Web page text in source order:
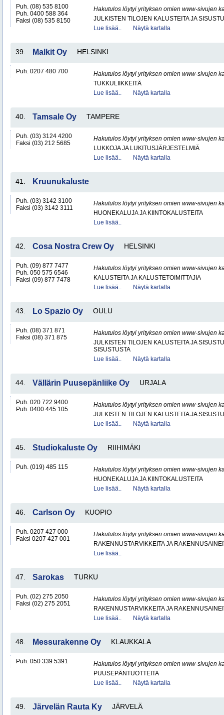
Puh. (08) 535 8100
Puh. 0400 588 364
Faksi (08) 535 8150
Hakutulos löytyi yrityksen omien www-sivujen
JULKISTEN TILOJEN KALUSTEITA JA
Lue lisää..
Näytä kartalla
39. Malkit Oy HELSINKI
Puh. 0207 480 700
Hakutulos löytyi yrityksen omien www-sivujen
TUKKULIIKKEITÄ
Lue lisää..
Näytä kartalla
40. Tamsale Oy TAMPERE
Puh. (03) 3124 4200
Faksi (03) 212 5685
Hakutulos löytyi yrityksen omien www-sivujen
LUKKOJA JA LUKITUSJÄRJESTELMIÄ
Lue lisää..
Näytä kartalla
41. Kruunukaluste
Puh. (03) 3142 3100
Faksi (03) 3142 3111
Hakutulos löytyi yrityksen omien www-sivujen
HUONEKALUJA JA KIINTOKALUSTEITA
Lue lisää..
42. Cosa Nostra Crew Oy HELSINKI
Puh. (09) 877 7477
Puh. 050 575 6546
Faksi (09) 877 7478
Hakutulos löytyi yrityksen omien www-sivujen
KALUSTEITA JA KALUSTETOIMITTAJIA
Lue lisää..
Näytä kartalla
43. Lo Spazio Oy OULU
Puh. (08) 371 871
Faksi (08) 371 875
Hakutulos löytyi yrityksen omien www-sivujen
JULKISTEN TILOJEN KALUSTEITA JA
SISUSTUSTA
Lue lisää..
Näytä kartalla
44. Vällärin Puusepänliike Oy URJALA
Puh. 020 722 9400
Puh. 0400 445 105
Hakutulos löytyi yrityksen omien www-sivujen
JULKISTEN TILOJEN KALUSTEITA JA
Lue lisää..
Näytä kartalla
45. Studiokaluste Oy RIIHIMÄKI
Puh. (019) 485 115
Hakutulos löytyi yrityksen omien www-sivujen
HUONEKALUJA JA KIINTOKALUSTEITA
Lue lisää..
Näytä kartalla
46. Carlson Oy KUOPIO
Puh. 0207 427 000
Faksi 0207 427 001
Hakutulos löytyi yrityksen omien www-sivujen
RAKENNUSTARVIKKEITA JA
Lue lisää..
47. Sarokas TURKU
Puh. (02) 275 2050
Faksi (02) 275 2051
Hakutulos löytyi yrityksen omien www-sivujen
RAKENNUSTARVIKKEITA JA
Lue lisää..
Näytä kartalla
48. Messurakenne Oy KLAUKKALA
Puh. 050 339 5391
Hakutulos löytyi yrityksen omien www-sivujen
PUUSEPÄNTUOTTEITA
Lue lisää..
Näytä kartalla
49. Järvelän Rauta Ky JÄRVELÄ